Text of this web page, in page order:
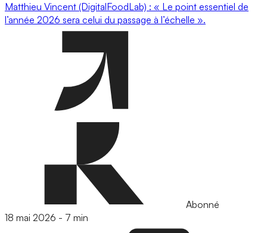
Matthieu Vincent (DigitalFoodLab) : « Le point essentiel de
l’année 2026 sera celui du passage à l’échelle ».
Abonné
18 mai 2026 - 7 min